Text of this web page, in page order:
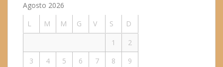
Agosto 2026
L
M M G V S
D
1
2
3
4 5 6 7 8
9